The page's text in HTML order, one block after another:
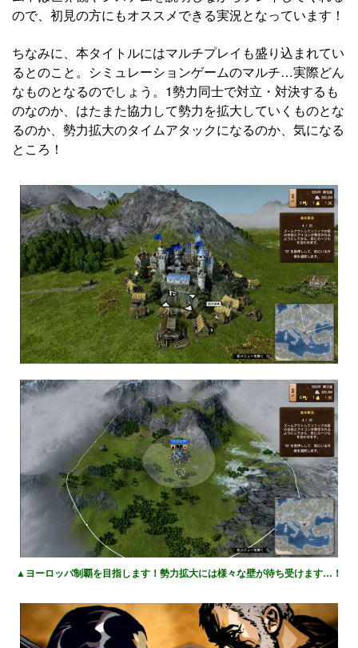
ので、初見の方にもオススメできる実況となっています！
ちなみに、本タイトルにはマルチプレイも盛り込まれてい
るとのこと。シミュレーションゲームのマルチ…実際どん
なものとなるのでしょう。1勢力同士で対立・対決するも
のなのか、はたまた協力して勢力を拡大していくものとな
るのか、勢力拡大のタイムアタックになるのか、気になる
ところ！
▲ヨーロッパ制覇を目指します！勢力拡大には様々な壁が待ち受けます…！